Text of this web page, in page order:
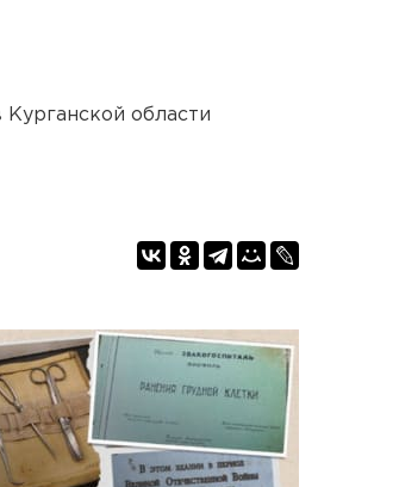
Курганской области